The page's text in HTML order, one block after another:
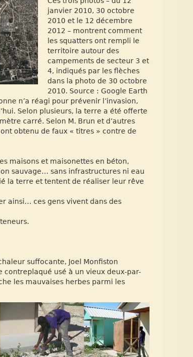
janvier 2010, 30 octobre
2010 et le 12 décembre
2012 – montrent comment
les squatters ont rempli le
territoire autour des
campements de secteur 3 et
4, indiqués par les flèches
dans la photo de 30 octobre
2010. Source : Google Earth
n’a réagi pour prévenir l’invasion,
Selon plusieurs, la terre a été offerte
carré. Selon M. Brun et d’autres
obtenu de faux « titres » contre de
maisons et maisonettes en béton,
sauvage… sans infrastructures ni eau
la terre et tentent de réaliser leur rêve
ainsi… ces gens vivent dans des
suffocante, Joel Monfiston
usé à un vieux deux-par-
les mauvaises herbes parmi les